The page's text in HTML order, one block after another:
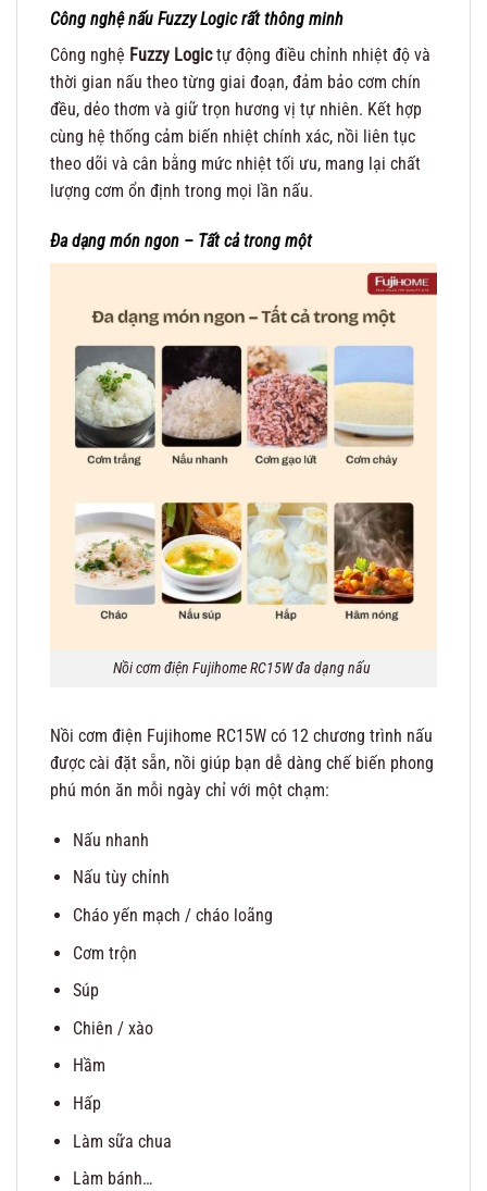
Công nghệ nấu Fuzzy Logic rất thông minh
Công nghệ Fuzzy Logictự động điều chỉnh nhiệt độ và
thời gian nấu theo từng giai đoạn, đảm bảo cơm chín
đều, dẻo thơm và giữ trọn hương vị tự nhiên. Kết hợp
cùng hệ thống cảm biến nhiệt chính xác, nồi liên tục
theo dõi và cân bằng mức nhiệt tối ưu, mang lại chất
lượng cơm ổn định trong mọi lần nấu.
Đa dạng món ngon – Tất cả trong một
Nồi cơm điện Fujihome RC15W đa dạng nấu
Nồi cơm điện Fujihome RC15W có 12 chương trình nấu
được cài đặt sẵn, nồi giúp bạn dễ dàng chế biến phong
phú món ăn mỗi ngày chỉ với một chạm:
Nấu nhanh
Nấu tùy chỉnh
Cháo yến mạch / cháo loãng
Cơm trộn
Súp
Chiên / xào
Hầm
Hấp
Làm sữa chua
Làm bánh…